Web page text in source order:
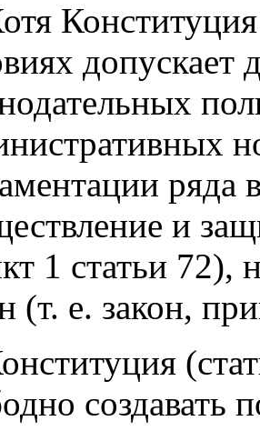
допускает
ряда
и
1 статьи
(т. е. закон,
создавать